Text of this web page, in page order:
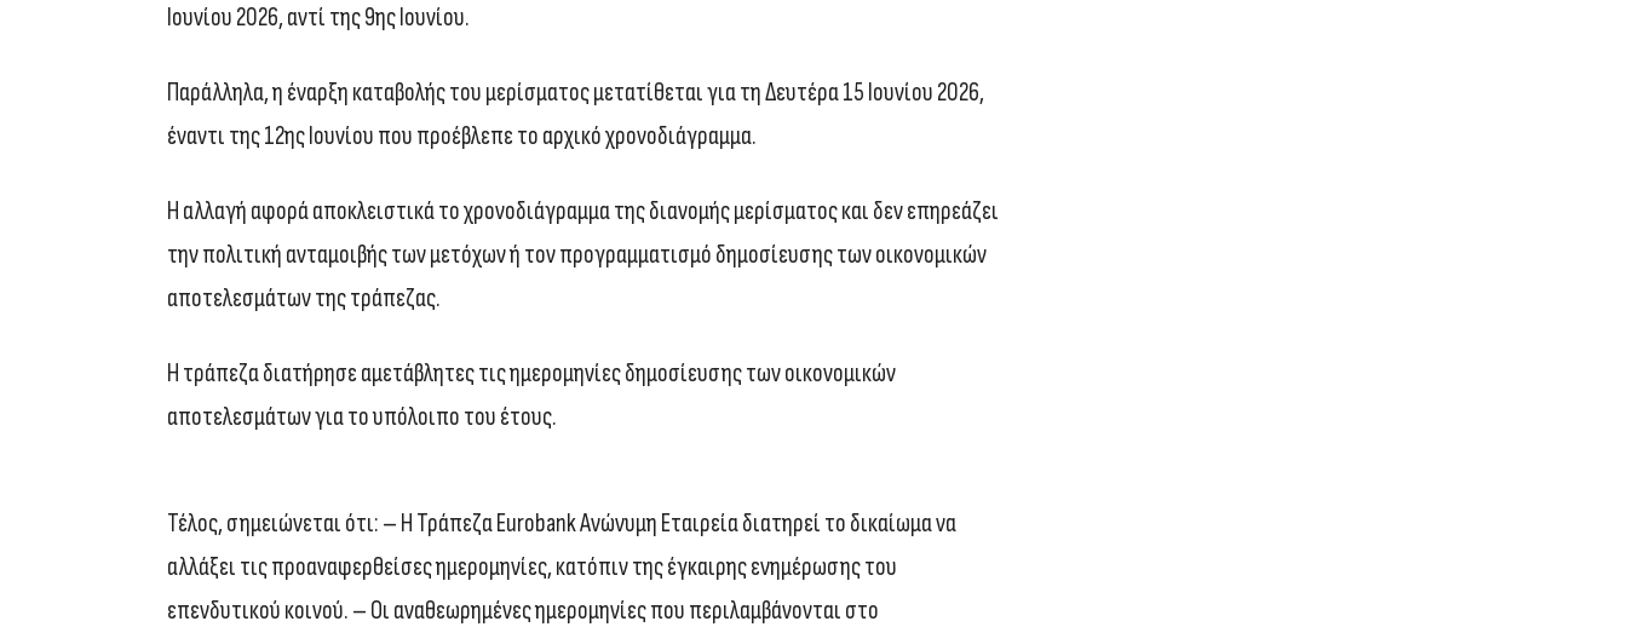
Ιουνίου 2026, αντί της 9ης Ιουνίου.
Παράλληλα, η έναρξη καταβολής του μερίσματος μετατίθεται για τη Δευτέρα 15 Ιουνίου 2026,
έναντι της 12ης Ιουνίου που προέβλεπε το αρχικό χρονοδιάγραμμα.
Η αλλαγή αφορά αποκλειστικά το χρονοδιάγραμμα της διανομής μερίσματος και δεν επηρεάζει
την πολιτική ανταμοιβής των μετόχων ή τον προγραμματισμό δημοσίευσης των οικονομικών
αποτελεσμάτων της τράπεζας.
Η τράπεζα διατήρησε αμετάβλητες τις ημερομηνίες δημοσίευσης των οικονομικών
αποτελεσμάτων για το υπόλοιπο του έτους.
Τέλος, σημειώνεται ότι: – Η Τράπεζα Eurobank Ανώνυμη Εταιρεία διατηρεί το δικαίωμα να
αλλάξει τις προαναφερθείσες ημερομηνίες, κατόπιν της έγκαιρης ενημέρωσης του
επενδυτικού κοινού. – Οι αναθεωρημένες ημερομηνίες που περιλαμβάνονται στο